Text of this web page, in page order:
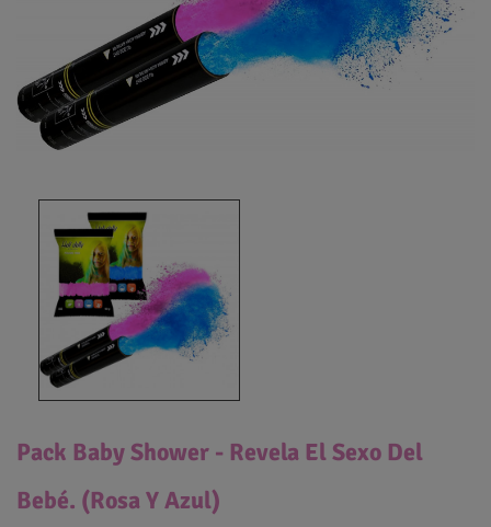
Pack Baby Shower - Revela El Sexo Del
Bebé. (Rosa Y Azul)